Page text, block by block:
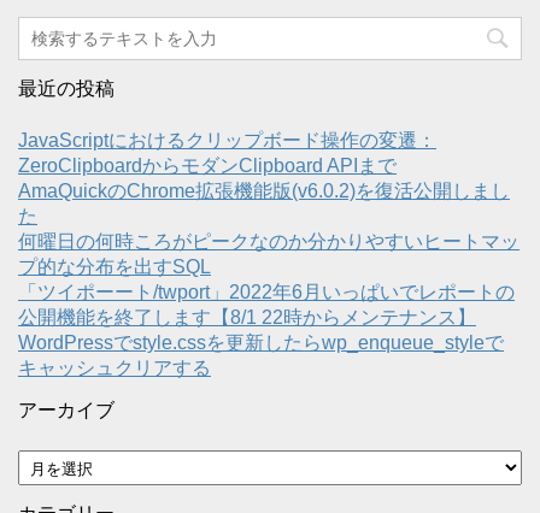
最近の投稿
JavaScriptにおけるクリップボード操作の変遷：
ZeroClipboardからモダンClipboard APIまで
AmaQuickのChrome拡張機能版(v6.0.2)を復活公開しまし
た
何曜日の何時ころがピークなのか分かりやすいヒートマッ
プ的な分布を出すSQL
「ツイポーート/twport」2022年6月いっぱいでレポートの
公開機能を終了します【8/1 22時からメンテナンス】
WordPressでstyle.cssを更新したらwp_enqueue_styleで
キャッシュクリアする
アーカイブ
ア
ー